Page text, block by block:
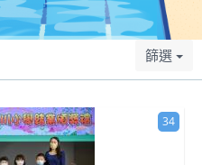
篩選
34